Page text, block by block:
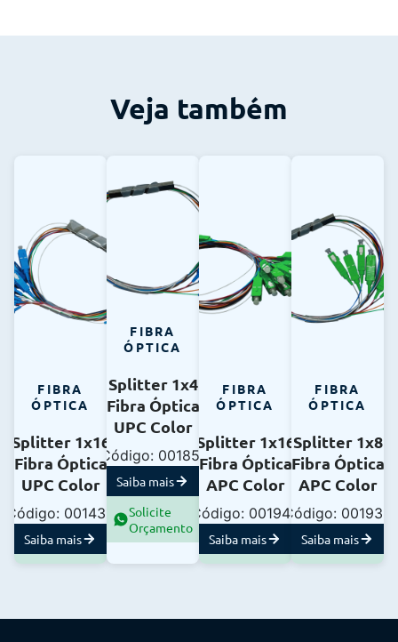
Veja também
FIBRA
ÓPTICA
Splitter 1x16
Fibra Óptica
UPC Color
Código: 001436
Saiba mais
Solicite
FIBRA
ÓPTICA
Splitter 1x4
Fibra Óptica
UPC Color
Código: 001851
Saiba mais
Solicite
Orçamento
FIBRA
ÓPTICA
Splitter 1x16
Fibra Óptica
APC Color
Código: 001940
Saiba mais
Solicite
FIBRA
ÓPTICA
Splitter 1x8
Fibra Óptica
APC Color
Código: 001938
Saiba mais
Solicite